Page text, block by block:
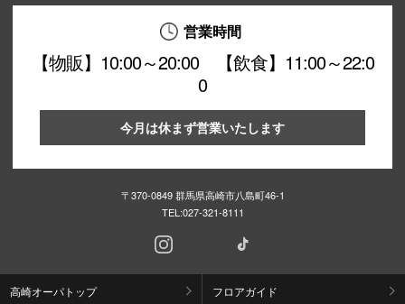
営業時間
【物販】10:00～20:00 【飲食】11:00～22:0
0
今月は休まず営業いたします
〒370-0849 群馬県高崎市八島町46-1
TEL:027-321-8111
高崎オーパトップ フロアガイド